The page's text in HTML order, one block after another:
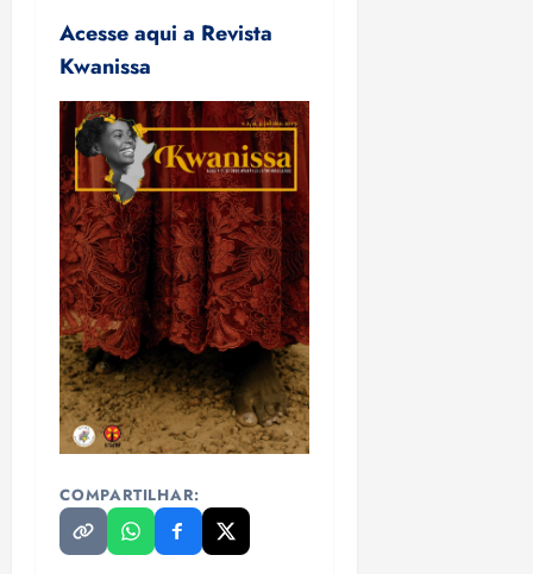
Acesse aqui a Revista
Kwanissa
COMPARTILHAR: